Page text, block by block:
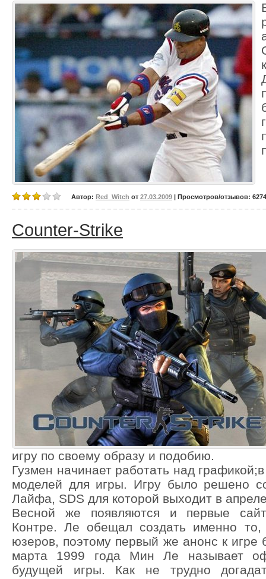
Автор: Red_Witch от 27.03.2009 | Просмотров/отзывов:
Counter-Strike
игру по своему образу и подобию.
Гузмен начинает работать над
моделей для игры. Игру было решено
Лайфа, SDS для которой выходит в
Весной же появляются и первые
Контре. Ле обещал создать именно
юзеров, поэтому первый же анонс к игре
марта 1999 года Мин Ле называет
будущей игры. Как не трудно